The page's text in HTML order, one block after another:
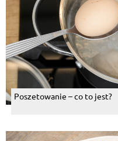
Poszetowanie – co to jest?